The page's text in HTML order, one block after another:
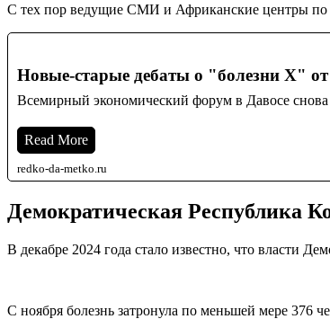
С тех пор ведущие СМИ и Африканские центры по
Новые-старые дебаты о "болезни Х"
Всемирный экономический форум в Давосе
Read More
redko-da-metko.ru
Демократическая Республика
В декабре 2024 года стало известно, что власти
С ноября болезнь затронула по меньшей мере 376